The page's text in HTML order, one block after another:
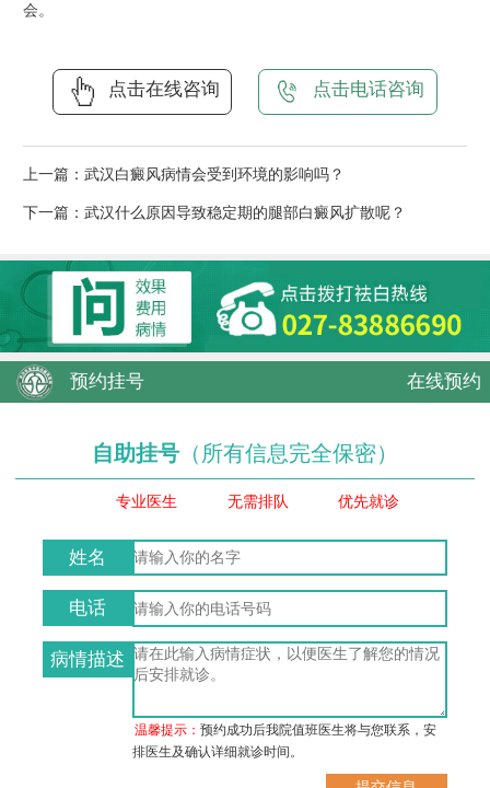
会。
点击在线咨询 点击电话咨询
上一篇： 武汉白癜风病情会受到环境的影响吗？
下一篇： 武汉什么原因导致稳定期的腿部白癜风扩散呢？
预约挂号 在线预约
自助挂号 （所有信息完全保密）
专业医生 无需排队 优先就诊
姓名
电话
病情描述
温馨提示：预约成功后我院值班医生将与您联系，安
排医生及确认详细就诊时间。